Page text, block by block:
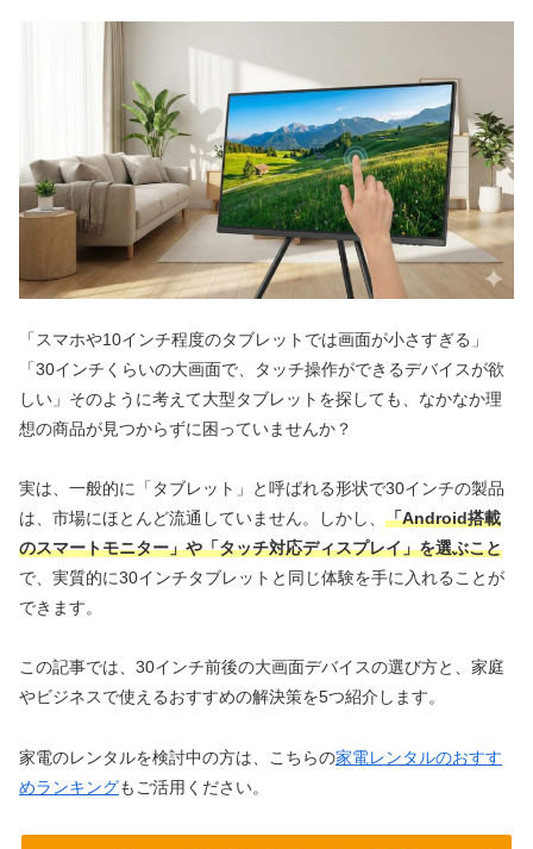
「スマホや10インチ程度のタブレットでは画面が小さすぎる」
「30インチくらいの大画面で、タッチ操作ができるデバイスが欲
しい」そのように考えて大型タブレットを探しても、なかなか理
想の商品が見つからずに困っていませんか？
実は、一般的に「タブレット」と呼ばれる形状で30インチの製品
は、市場にほとんど流通していません。しかし、 「Android搭載
のスマートモニター」や「タッチ対応ディスプレイ」を選ぶこと
で、実質的に30インチタブレットと同じ体験を手に入れることが
できます。
この記事では、30インチ前後の大画面デバイスの選び方と、家庭
やビジネスで使えるおすすめの解決策を5つ紹介します。
家電のレンタルを検討中の方は、こちらの家電レンタルのおすす
めランキングもご活用ください。